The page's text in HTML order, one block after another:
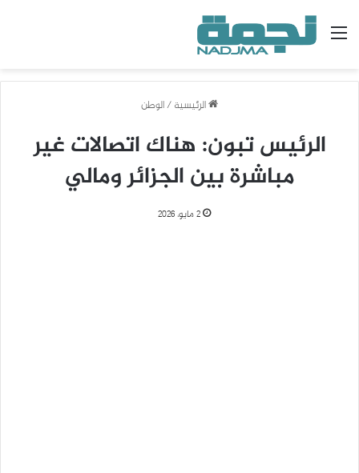
القائمة
الرئيسية/الوطن
الرئيس تبون: هناك اتصالات غير
مباشرة بين الجزائر ومالي
2 مايو، 2026